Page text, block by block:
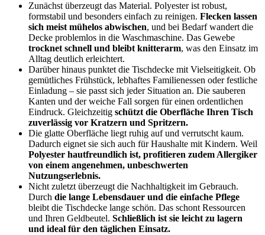
Zunächst überzeugt das Material. Polyester ist robust,
formstabil und besonders einfach zu reinigen. Flecken lassen
sich meist mühelos abwischen, und bei Bedarf wandert die
Decke problemlos in die Waschmaschine. Das Gewebe
trocknet schnell und bleibt knitterarm, was den Einsatz im
Alltag deutlich erleichtert.
Darüber hinaus punktet die Tischdecke mit Vielseitigkeit. Ob
gemütliches Frühstück, lebhaftes Familienessen oder festliche
Einladung – sie passt sich jeder Situation an. Die sauberen
Kanten und der weiche Fall sorgen für einen ordentlichen
Eindruck. Gleichzeitig schützt die Oberfläche Ihren Tisch
zuverlässig vor Kratzern und Spritzern.
Die glatte Oberfläche liegt ruhig auf und verrutscht kaum.
Dadurch eignet sie sich auch für Haushalte mit Kindern. Weil
Polyester hautfreundlich ist, profitieren zudem Allergiker
von einem angenehmen, unbeschwerten
Nutzungserlebnis.
Nicht zuletzt überzeugt die Nachhaltigkeit im Gebrauch.
Durch die lange Lebensdauer und die einfache Pflege
bleibt die Tischdecke lange schön. Das schont Ressourcen
und Ihren Geldbeutel. Schließlich ist sie leicht zu lagern
und ideal für den täglichen Einsatz.